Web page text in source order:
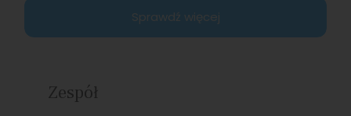
Sprawdź więcej
Zespół